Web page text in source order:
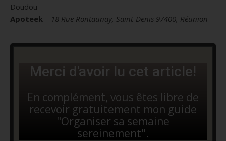
Doudou
Apoteek – 18 Rue Rontaunay, Saint-Denis 97400, Réunion
Merci d'avoir lu cet article!
En complément, vous êtes libre de
recevoir gratuitement mon guide
"Organiser sa semaine
sereinement".